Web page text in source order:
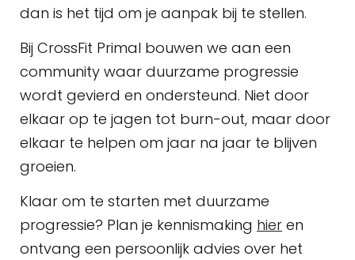
dan is het tijd om je aanpak bij te stellen.
Bij CrossFit Primal bouwen we aan een
community waar duurzame progressie
wordt gevierd en ondersteund. Niet door
elkaar op te jagen tot burn-out, maar door
elkaar te helpen om jaar na jaar te blijven
groeien.
Klaar om te starten met duurzame
progressie? Plan je kennismaking hier en
ontvang een persoonlijk advies over het